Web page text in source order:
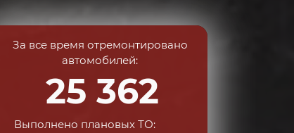
За все время отремонтировано
автомобилей:
25 362
Выполнено плановых ТО: